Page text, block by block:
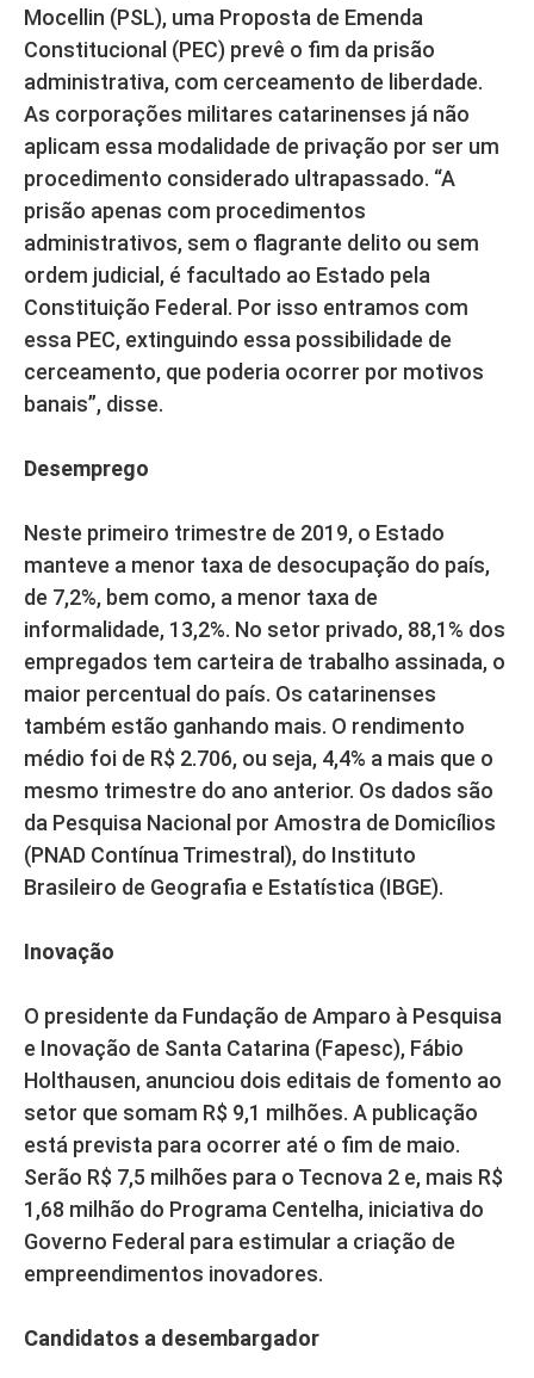
Mocellin (PSL), uma Proposta de Emenda
Constitucional (PEC) prevê o fim da prisão
administrativa, com cerceamento de liberdade.
As corporações militares catarinenses já não
aplicam essa modalidade de privação por ser um
procedimento considerado ultrapassado. “A
prisão apenas com procedimentos
administrativos, sem o flagrante delito ou sem
ordem judicial, é facultado ao Estado pela
Constituição Federal. Por isso entramos com
essa PEC, extinguindo essa possibilidade de
cerceamento, que poderia ocorrer por motivos
banais”, disse.
Desemprego
Neste primeiro trimestre de 2019, o Estado
manteve a menor taxa de desocupação do país,
de 7,2%, bem como, a menor taxa de
informalidade, 13,2%. No setor privado, 88,1% dos
empregados tem carteira de trabalho assinada, o
maior percentual do país. Os catarinenses
também estão ganhando mais. O rendimento
médio foi de R$ 2.706, ou seja, 4,4% a mais que o
mesmo trimestre do ano anterior. Os dados são
da Pesquisa Nacional por Amostra de Domicílios
(PNAD Contínua Trimestral), do Instituto
Brasileiro de Geografia e Estatística (IBGE).
Inovação
O presidente da Fundação de Amparo à Pesquisa
e Inovação de Santa Catarina (Fapesc), Fábio
Holthausen, anunciou dois editais de fomento ao
setor que somam R$ 9,1 milhões. A publicação
está prevista para ocorrer até o fim de maio.
Serão R$ 7,5 milhões para o Tecnova 2 e, mais R$
1,68 milhão do Programa Centelha, iniciativa do
Governo Federal para estimular a criação de
empreendimentos inovadores.
Candidatos a desembargador